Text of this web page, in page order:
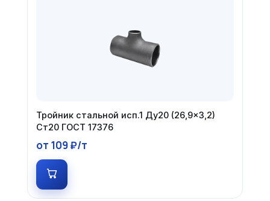
Тройник стальной исп.1 Ду20 (26,9×3,2)
Ст20 ГОСТ 17376
от 109 ₽/т